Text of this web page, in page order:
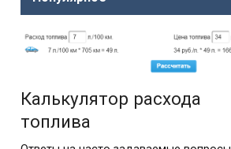
Калькулятор расхода
топлива